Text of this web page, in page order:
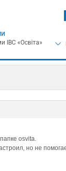
osvita.
но не